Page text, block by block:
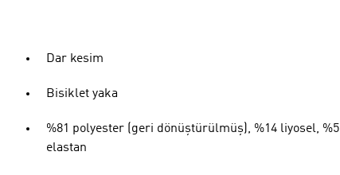
Dar kesim
Bisiklet yaka
%81 polyester (geri dönüştürülmüş), %14 liyosel, %5
elastan